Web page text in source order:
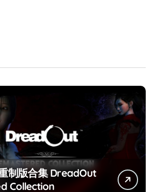
制版合集 DreadOut
Collection